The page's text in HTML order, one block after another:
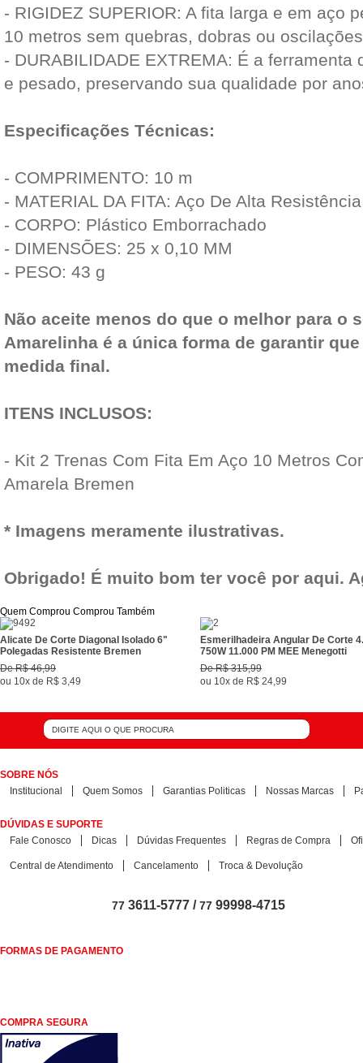
- RIGIDEZ SUPERIOR: A fita larga e em aço
10 metros sem quebras, dobras ou
- DURABILIDADE EXTREMA: É a
e pesado, preservando sua qualidade por
Especificações Técnicas:
- COMPRIMENTO: 10 m
- MATERIAL DA FITA: Aço De Alta Resistência
- CORPO: Plástico Emborrachado
- DIMENSÕES: 25 x 0,10 MM
- PESO: 43 g
Não aceite menos do que o melhor para o
Amarelinha é a única forma de garantir
medida final.
ITENS INCLUSOS:
- Kit 2 Trenas Com Fita Em Aço 10 Metros
Amarela Bremen
* Imagens meramente ilustrativas.
Obrigado! É muito bom ter você por aqui.
Quem Comprou Comprou Também
Alicate De Corte Diagonal Isolado 6"
Polegadas Resistente Bremen
DeR$ 46,99
ou 10x de R$ 3,49
Esmerilhadeira Angular De Corte
750W 11.000 PM MEE Menegotti
DeR$ 315,99
ou 10x de R$ 24,99
SOBRE NÓS
Institucional
Quem Somos Garantias Politicas Nossas Marcas
DÚVIDAS E SUPORTE
Fale Conosco
Dicas Dúvidas Frequentes Regras de Compra
Central de Atendimento Cancelamento Troca & Devolução
77 3611-5777 /77 99998-4715
FORMAS DE PAGAMENTO
COMPRA SEGURA